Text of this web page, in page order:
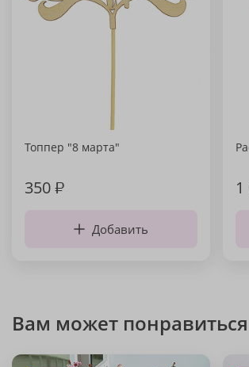
Топпер "8 марта"
350₽
Добавить
Вам может понравиться